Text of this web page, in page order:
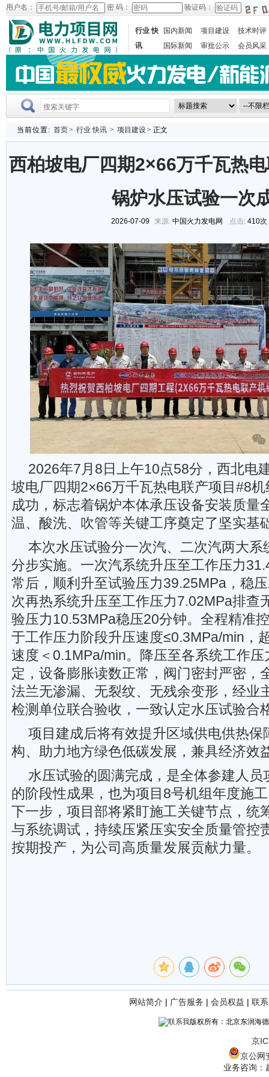
用户名： 密 码： 验证码：
行业 快
讯
国内新闻 项目建设
技术时评
国际新闻
审批公示 会员风采
当前位置: 首页> 行业 快讯 > 项目建设> 正文
西柏坡电厂四期2×66万千瓦热
锅炉水压试验一次
2026-07-09 来源: 中国火力发电网 点击: 410次
2026年7月8日上午10点58分，西北电
坡电厂四期2×66万千瓦热电联产项目#8
成功，标志着锅炉本体承压设备安装质量
温、酸洗、吹管等关键工序奠定了坚实基
本次水压试验分一次汽、二次汽两大系
分步实施。一次汽系统升压至工作压力
常后，顺利升至试验压力39.25MPa，稳
次再热系统升压至工作压力7.02MPa排查
验压力10.53MPa稳压20分钟。全程精准
于工作压力阶段升压速度≤0.3MPa/min，
速度＜0.1MPa/min。降压至各系统工作
定，设备膨胀读数正常，阀门密封严密，
法兰无渗漏、无裂纹、无残余变形，经业
检测单位联合验收，一致认定水压试验合
项目建成后将有效提升区域供电供热保
构、助力地方绿色低碳发展，兼具经济效
水压试验的圆满完成，是全体参建人员
的阶段性成果，也为项目8号机组年度施
下一步，项目部将紧盯施工关键节点，统
与系统调试，持续压紧压实安全质量管控
按期投产，为公司高质量发展贡献力量。
网站简介 | 广告服务 | 会员权益 | 联
版权所有：北京东润海
京
京公网
业务咨询：